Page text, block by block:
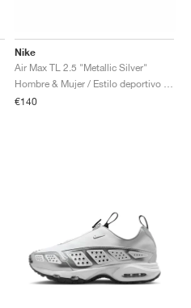
Nike
Air Max TL 2.5 "Metallic Silver"
€140